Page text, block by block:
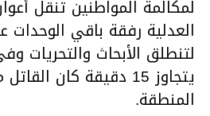
لمكالمة المواطنين تنقل
العدلية رفقة باقي الوحدات
لتنطلق الأبحاث والتحريات
يتجاوز 15 دقيقة كان
المنطقة.